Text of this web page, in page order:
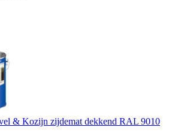
& Kozijn zijdemat dekkend RAL 9010